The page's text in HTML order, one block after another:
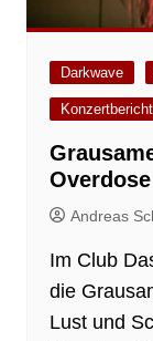
Darkwave
Andreas
Im Club
die
Lust und